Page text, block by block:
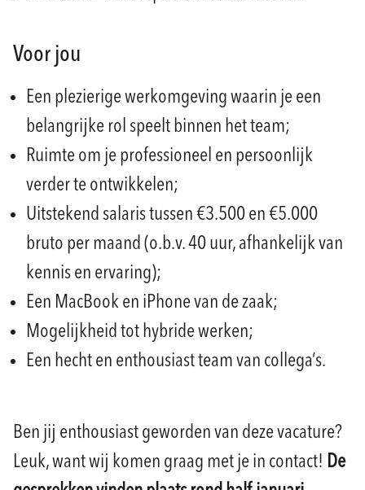
Voor jou
Een plezierige werkomgeving waarin je een
belangrijke rol speelt binnen het team;
Ruimte om je professioneel en persoonlijk
verder te ontwikkelen;
Uitstekend salaris tussen €3.500 en €5.000
bruto per maand (o.b.v. 40 uur, afhankelijk van
kennis en ervaring);
Een MacBook en iPhone van de zaak;
Mogelijkheid tot hybride werken;
Een hecht en enthousiast team van collega’s.
Ben jij enthousiast geworden van deze vacature?
Leuk, want wij komen graag met je in contact! De